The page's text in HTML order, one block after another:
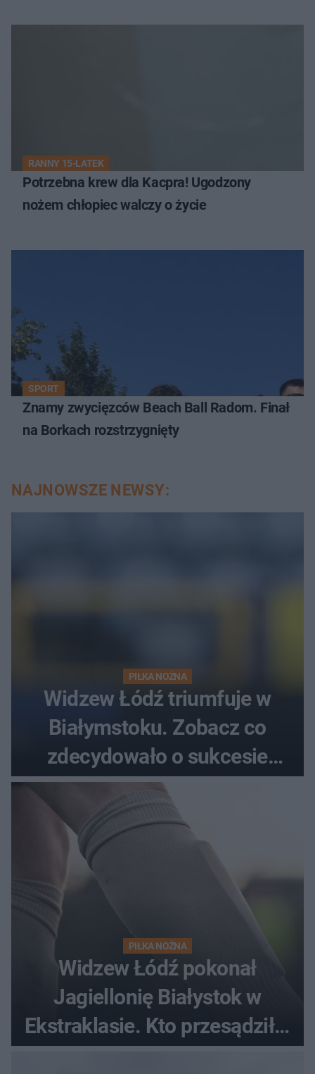
RANNY 15-LATEK
Potrzebna krew dla Kacpra! Ugodzony
nożem chłopiec walczy o życie
SPORT
Znamy zwycięzców Beach Ball Radom. Finał
na Borkach rozstrzygnięty
NAJNOWSZE NEWSY:
PIŁKA NOŻNA
Widzew Łódź triumfuje w
Białymstoku. Zobacz co
zdecydowało o sukcesie
gości
PIŁKA NOŻNA
Widzew Łódź pokonał
Jagiellonię Białystok w
Ekstraklasie. Kto przesądził o